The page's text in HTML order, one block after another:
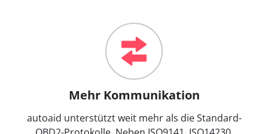
Mehr Kommunikation
autoaid unterstützt weit mehr als die Standard-